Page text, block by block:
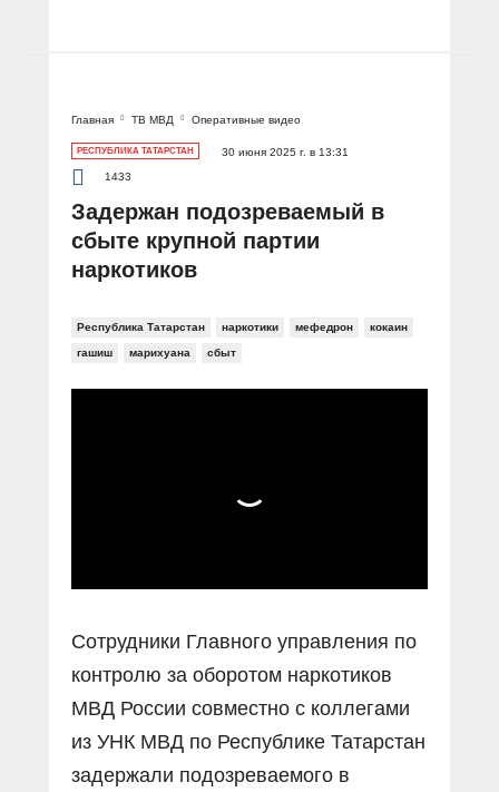
Главная ТВ МВД Оперативные видео
РЕСПУБЛИКА ТАТАРСТАН
30 июня 2025 г. в 13:31
1433
Задержан подозреваемый в
сбыте крупной партии
наркотиков
Республика Татарстан наркотики мефедрон кокаин
гашиш марихуана сбыт
Сотрудники Главного управления по
контролю за оборотом наркотиков
МВД России совместно с коллегами
из УНК МВД по Республике Татарстан
задержали подозреваемого в